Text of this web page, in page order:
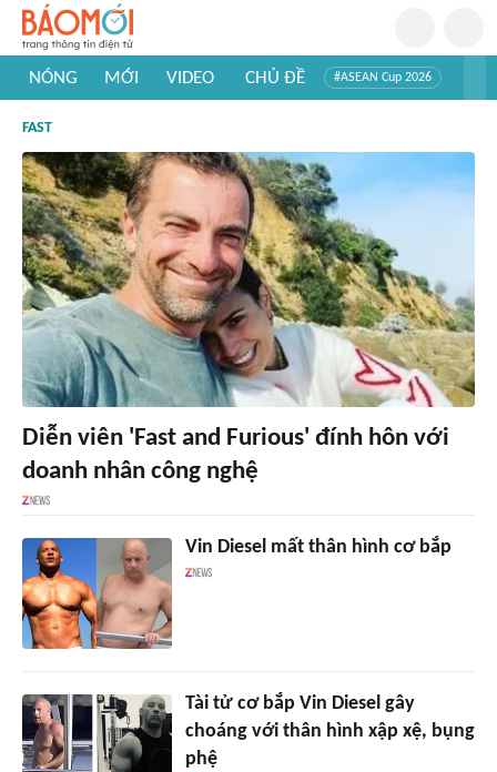
NÓNG MỚI VIDEO CHỦ ĐỀ #ASEAN Cup 2026
#Khám phá Việt Nam
FAST
Diễn viên 'Fast and Furious' đính hôn với
doanh nhân công nghệ
Vin Diesel mất thân hình cơ bắp
Tài tử cơ bắp Vin Diesel gây
choáng với thân hình xập xệ, bụng
phệ